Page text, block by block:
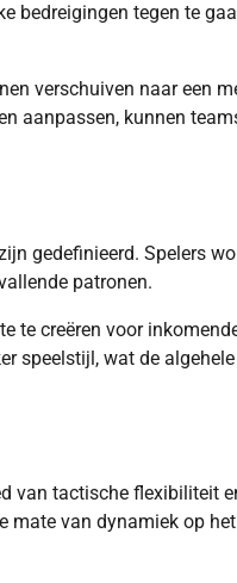
bedreigingen tegen te
verschuiven naar een
aanpassen, kunnen
gedefinieerd. Spelers
patronen.
te creëren voor
speelstijl, wat de algehele
van tactische flexibiliteit
mate van dynamiek op het